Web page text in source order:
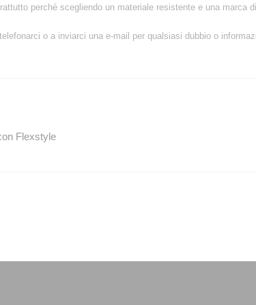
perché scegliendo un materiale resistente e una marca
o a inviarci una e-mail per qualsiasi dubbio o
Flexstyle